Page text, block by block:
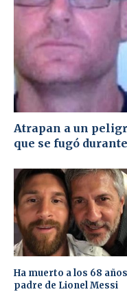
Atrapan a un
que se fugó
Ha muerto a los 68
padre de Lionel Messi